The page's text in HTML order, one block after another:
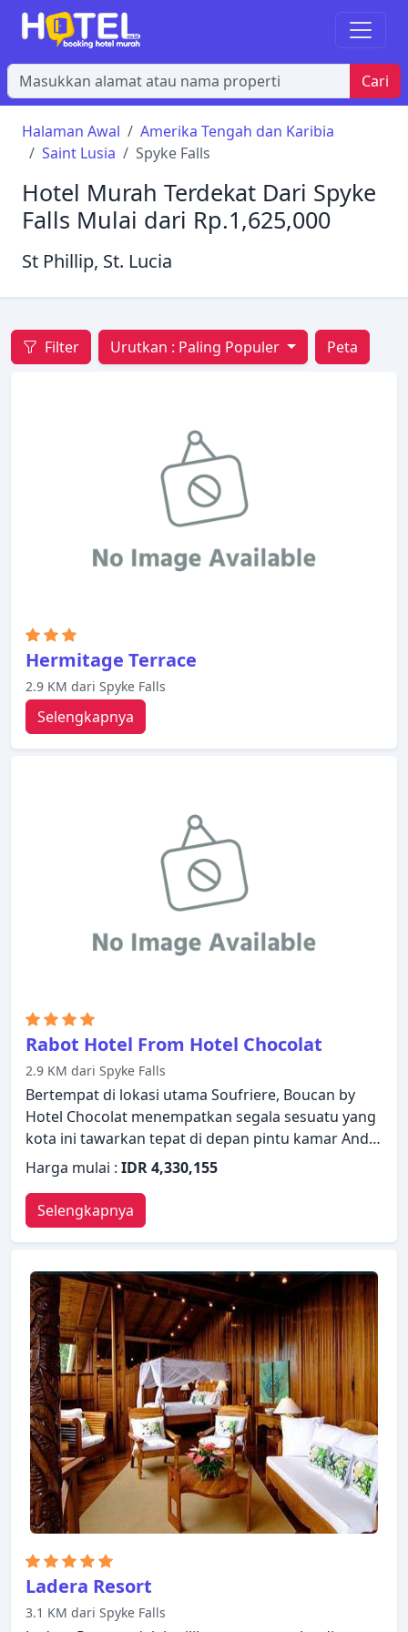
Cari
Halaman Awal
Amerika Tengah dan Karibia
Saint Lusia
Spyke Falls
Hotel Murah Terdekat Dari Spyke
Falls Mulai dari Rp.1,625,000
St Phillip, St. Lucia
Filter Urutkan : Paling Populer Peta
Hermitage Terrace
2.9 KM dari Spyke Falls
Selengkapnya
Rabot Hotel From Hotel Chocolat
2.9 KM dari Spyke Falls
Bertempat di lokasi utama Soufriere, Boucan by
Hotel Chocolat menempatkan segala sesuatu yang
kota ini tawarkan tepat di depan pintu kamar Anda.
Hotel ini menawarkan standar pelayanan dan
fasilitas yang tinggi untuk memenuhi setiap
kebutuhan semua wisatawan. Fasilitas-fasilitas
seperti Wi-Fi gratis di semua kamar, check-in/check-
out cepat, penyimpanan bagasi, tempat parkir
mobil, antar-jemput bandara tersedia untuk Anda
nikmati. Semua kamar dirancang dan didekorasi
untuk membuat tamu merasa seperti di rumah dan
beberapa kamar dilengkapi dengan penghangat
ruangan, balkon/teras, iPod docking station, kipas
angin, kotak penyimpanan dalam kamar. Nikmati
fasilitas rekreasi di hotel, termasuk kolam renang
(luar ruangan), spa, pijat, taman, sebelum masuk ke
kamar untuk beristirahat dengan nyaman.
Temukan semua yang Soufriere tawarkan dengan
membuat Boucan by Hotel Chocolat sebagai
tempat persinggahan Anda.
Harga mulai : IDR 4,330,155
Selengkapnya
Ladera Resort
3.1 KM dari Spyke Falls